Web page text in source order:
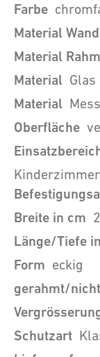
Farbe
Material
Material
Material Glas
Material
Oberfläche
Breite in cm
Länge/Tiefe
Form eckig
gerahmt/
Schutzart